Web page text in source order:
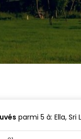
parmi 5 à: Ella, Sri